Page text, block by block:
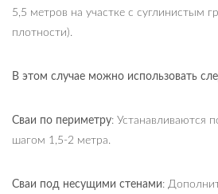
5,5 метров на участке с суглинистым
плотности).
В этом случае можно использовать
Сваи по периметру: Устанавливаются
шагом 1,5-2 метра.
Сваи под несущими стенами: